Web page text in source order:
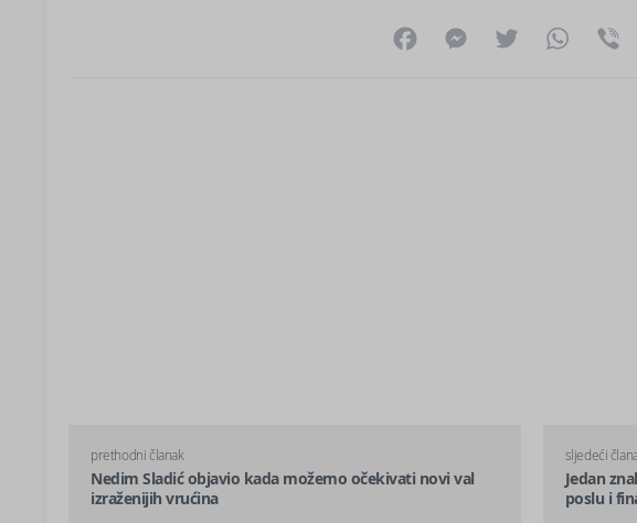
FacebookMessenger
Twitter
prethodni članak
Nedim Sladić objavio kada možemo očekivati novi val
izraženijih vrućina
sljedeći
Jedan
poslu i